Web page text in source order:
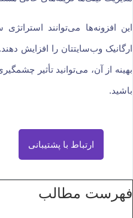
این افزونه‌ها می‌توانند
ارگانیک وب‌سایتتان را افزایش
بهینه از آن، می‌توانید تأثیر
باشید.
ارتباط با پشتیبانی
فهرست مطالب